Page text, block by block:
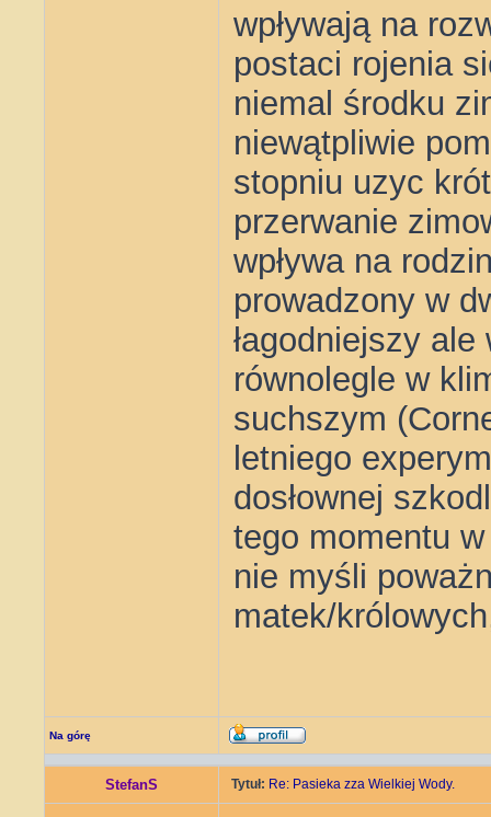
wpływają na
postaci rojenia
niemal środku
niewątpliwie
stopniu uzyc
przerwanie
wpływa na
prowadzony w
łagodniejszy
równolegle w
suchszym
letniego
dosłownej
tego momentu
nie myśli
matek/
Na górę
StefanS Tytuł: Re: Pasieka zza Wielkiej Wody.